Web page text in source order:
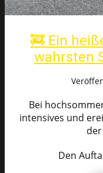
🚒 Ein
wahrsten
Bei
intensives und
Den